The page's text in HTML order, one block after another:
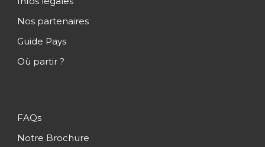
Cirque de Salazie
Grand Ilet
Plaine des Cafres
Nos partenaires
Guide Pays
Où partir ?
FAQs
Notre Brochure